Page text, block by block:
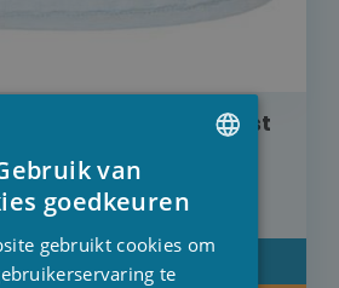
Little Dutch Forest
DETAIL ENGLISH
van
goedkeuren
gebruikt cookies om
te